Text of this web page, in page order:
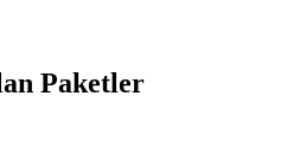
Paketler